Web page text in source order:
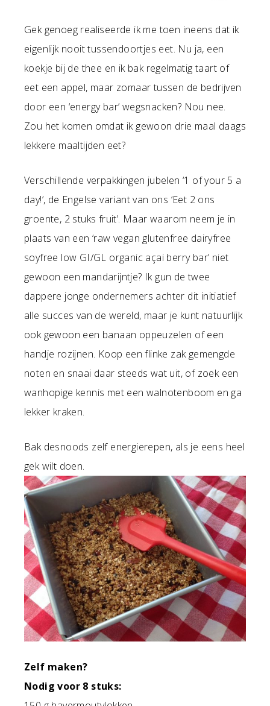
Gek genoeg realiseerde ik me toen ineens dat ik
eigenlijk nooit tussendoortjes eet. Nu ja, een
koekje bij de thee en ik bak regelmatig taart of
eet een appel, maar zomaar tussen de bedrijven
door een ‘energy bar’ wegsnacken? Nou nee.
Zou het komen omdat ik gewoon drie maal daags
lekkere maaltijden eet?
Verschillende verpakkingen jubelen ‘1 of your 5 a
day!’, de Engelse variant van ons ‘Eet 2 ons
groente, 2 stuks fruit’. Maar waarom neem je in
plaats van een ‘raw vegan glutenfree dairyfree
soyfree low GI/GL organic açai berry bar’ niet
gewoon een mandarijntje? Ik gun de twee
dappere jonge ondernemers achter dit initiatief
alle succes van de wereld, maar je kunt natuurlijk
ook gewoon een banaan oppeuzelen of een
handje rozijnen. Koop een flinke zak gemengde
noten en snaai daar steeds wat uit, of zoek een
wanhopige kennis met een walnotenboom en ga
lekker kraken.
Bak desnoods zelf energierepen, als je eens heel
gek wilt doen.
Zelf maken?
Nodig voor 8 stuks: